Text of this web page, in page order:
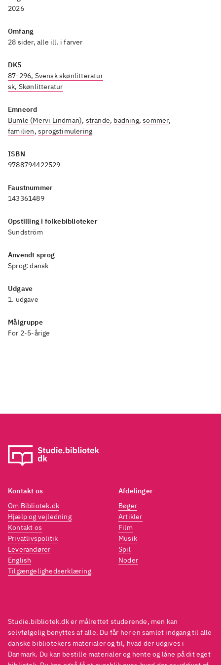
Bea og Basse på stranden
Bea og Basse - Bea og Basse på
strandenEn anden billedbog
.
Se evt. på udlån af de fire første
i serien.
2026
Omfang
28 sider, alle ill. i farver
DK5
87-296, Svensk skønlitteratur
sk, Skønlitteratur
Emneord
Bumle (Mervi Lindman), strande, badning,sommer,
familien, sprogstimulering
ISBN
9788794422529
Faustnummer
143361489
Opstilling i folkebiblioteker
Sundström
Anvendt sprog
Sprog: dansk
Udgave
1. udgave
Målgruppe
For 2-5-årige
Studie.bibliotek.dk er målrettet studerende, men kan
selvfølgelig benyttes af alle. Du får her en samlet indgang til alle
danske bibliotekers materialer og til, hvad der udgives i
Danmark. Du kan bestille materialer og hente og låne på dit eget
Kontakt os
Om Bibliotek.dk
Hjælp og vejledning
Kontakt os
Privatlivspolitik
Leverandører
English
Tilgængelighedserklæring
Afdelinger
Bøger
Artikler
Film
Musik
Spil
Noder